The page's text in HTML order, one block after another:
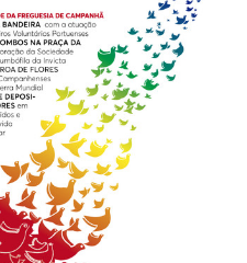
DO EXECUTIVO